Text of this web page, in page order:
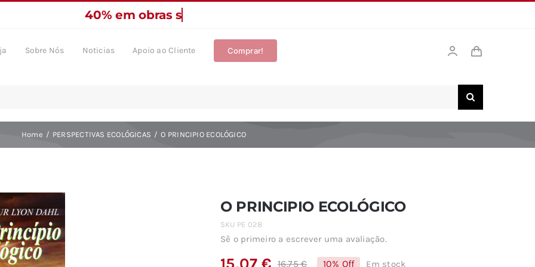
Sobre Nós Noticias Apoio ao Cliente Comprar!
Home PERSPECTIVAS ECOLÓGICAS O PRINCIPIO ECOLÓGICO
O PRINCIPIO ECOLÓGICO
SKU PE 028
Sê o primeiro a escrever uma avaliação.
16,75€ 10% Off Em stock